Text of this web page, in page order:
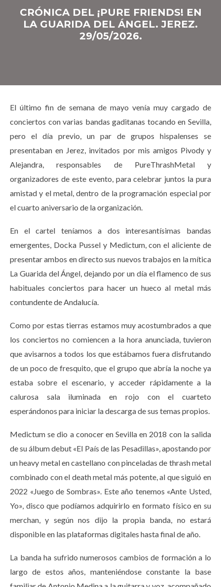
CRÓNICA DEL ¡PURE FRIENDS! EN
LA GUARIDA DEL ÁNGEL. JEREZ.
29/05/2026.
El último fin de semana de mayo venía muy cargado de
conciertos con varias bandas gaditanas tocando en Sevilla,
pero el día previo, un par de grupos hispalenses se
presentaban en Jerez, invitados por mis amigos Pivody y
Alejandra, responsables de PureThrashMetal y
organizadores de este evento, para celebrar juntos la pura
amistad y el metal, dentro de la programación especial por
el cuarto aniversario de la organización.
En el cartel teníamos a dos interesantísimas bandas
emergentes, Docka Pussel y Medictum, con el aliciente de
presentar ambos en directo sus nuevos trabajos en la mítica
La Guarida del Ángel, dejando por un día el flamenco de sus
habituales conciertos para hacer un hueco al metal más
contundente de Andalucía.
Como por estas tierras estamos muy acostumbrados a que
los conciertos no comiencen a la hora anunciada, tuvieron
que avisarnos a todos los que estábamos fuera disfrutando
de un poco de fresquito, que el grupo que abría la noche ya
estaba sobre el escenario, y acceder rápidamente a la
calurosa sala iluminada en rojo con el cuarteto
esperándonos para iniciar la descarga de sus temas propios.
Medictum se dio a conocer en Sevilla en 2018 con la salida
de su álbum debut «El País de las Pesadillas», apostando por
un heavy metal en castellano con pinceladas de thrash metal
combinado con el death metal más potente, al que siguió en
2022 «Juego de Sombras». Este año tenemos «Ante Usted,
Yo», disco que podíamos adquirirlo en formato físico en su
merchan, y según nos dijo la propia banda, no estará
disponible en las plataformas digitales hasta final de año.
La banda ha sufrido numerosos cambios de formación a lo
largo de estos años, manteniéndose constante la base